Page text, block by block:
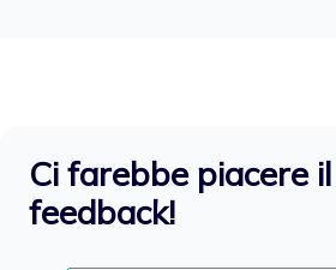
Ci farebbe piacere
feedback!